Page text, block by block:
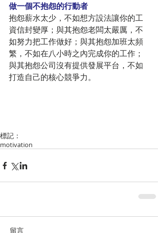
做一個不抱怨的行動者
抱怨薪水太少，不如想方設法讓你的工
資信封變厚；與其抱怨老闆太嚴厲，不
如努力把工作做好；與其抱怨加班太頻
繁，不如在八小時之內完成你的工作；
與其抱怨公司沒有提供發展平台，不如
打造自己的核心競爭力。
標記：
motivation
留言